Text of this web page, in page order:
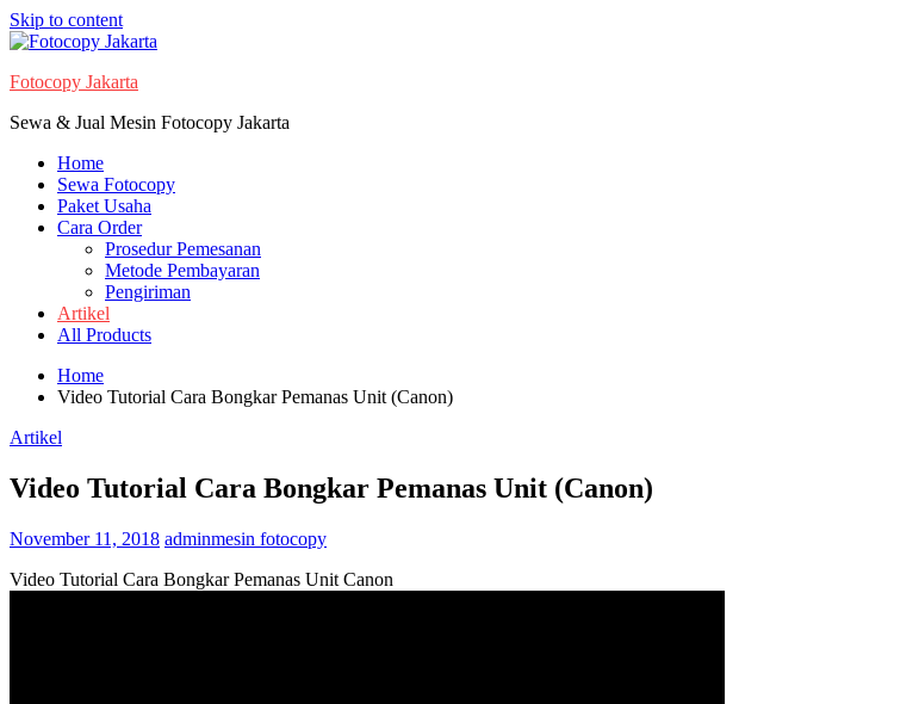
Skip to content
Fotocopy Jakarta
Sewa & Jual Mesin Fotocopy Jakarta
Home
Sewa Fotocopy
Paket Usaha
Cara Order
Prosedur Pemesanan
Metode Pembayaran
Pengiriman
Artikel
All Products
Home
Video Tutorial Cara Bongkar Pemanas Unit (Canon)
Artikel
Video Tutorial Cara Bongkar Pemanas Unit (Canon)
November 11, 2018 adminmesin fotocopy
Video Tutorial Cara Bongkar Pemanas Unit Canon